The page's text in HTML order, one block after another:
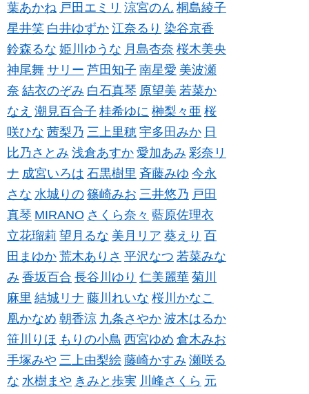
葉あかね 戸田エミリ 涼宮のん 桐島綾子
星井笑 白井ゆずか 江奈るり 染谷京香
鈴森るな 姫川ゆうな 月島杏奈 桜木美央
神尾舞 サリー 芦田知子 南星愛 美波瀬
奈 結衣のぞみ 白石真琴 原望美 若菜か
なえ 潮見百合子 桂希ゆに 榊梨々亜 桜
咲ひな 茜梨乃 三上里穂 宇多田みか 日
比乃さとみ 浅倉あすか 愛加あみ 彩奈リ
ナ 成宮いろは 石黒樹里 斉藤みゆ 今永
さな 水城りの 篠崎みお 三井悠乃 戸田
真琴 MIRANO さくら奈々 藍原佐理衣
立花瑠莉 望月るな 美月リア 葵えり 百
田まゆか 荒木ありさ 平沢なつ 若菜みな
み 香坂百合 長谷川ゆり 仁美麗華 菊川
麻里 結城リナ 藤川れいな 桜川かなこ
凰かなめ 朝香涼 九条さやか 波木はるか
笹川りほ もりの小鳥 西宮ゆめ 倉木みお
手塚みや 三上由梨絵 藤崎かすみ 瀬咲る
な 水樹まや きみと歩実 川峰さくら 元